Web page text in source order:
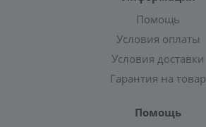
Помощь
Условия оплаты
Условия доставки
Гарантия на товар
Помощь